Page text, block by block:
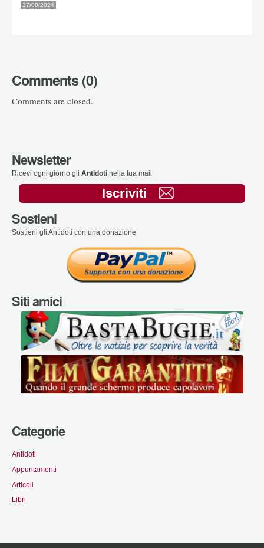
27/08/2024
Comments (0)
Comments are closed.
Newsletter
Ricevi ogni giorno gli Antidoti nella tua mail
Iscriviti
Sostieni
Sostieni gli Antidoti con una donazione
Siti amici
Categorie
Antidoti
Appuntamenti
Articoli
Libri